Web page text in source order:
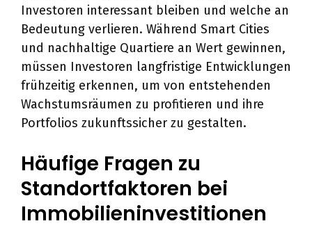
Investoren interessant bleiben und welche an
Bedeutung verlieren. Während Smart Cities
und nachhaltige Quartiere an Wert gewinnen,
müssen Investoren langfristige Entwicklungen
frühzeitig erkennen, um von entstehenden
Wachstumsräumen zu profitieren und ihre
Portfolios zukunftssicher zu gestalten.
Häufige Fragen zu
Standortfaktoren bei
Immobilieninvestitionen